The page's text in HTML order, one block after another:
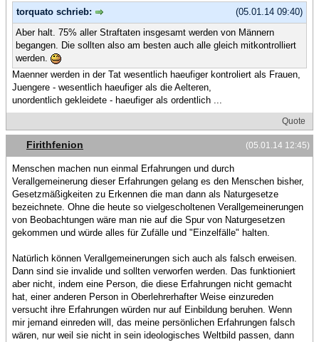
(05.01.14 09:40)
torquato schrieb:
Aber halt. 75% aller Straftaten insgesamt werden von Männern
begangen. Die sollten also am besten auch alle gleich mitkontrolliert
werden.
Maenner werden in der Tat wesentlich haeufiger kontroliert als Frauen,
Juengere - wesentlich haeufiger als die Aelteren,
unordentlich gekleidete - haeufiger als ordentlich ...
Quote
(05.01.14 12:45)
Firithfenion
Menschen machen nun einmal Erfahrungen und durch
Verallgemeinerung dieser Erfahrungen gelang es den Menschen bisher,
Gesetzmäßigkeiten zu Erkennen die man dann als Naturgesetze
bezeichnete. Ohne die heute so vielgescholtenen Verallgemeinerungen
von Beobachtungen wäre man nie auf die Spur von Naturgesetzen
gekommen und würde alles für Zufälle und "Einzelfälle" halten.
Natürlich können Verallgemeinerungen sich auch als falsch erweisen.
Dann sind sie invalide und sollten verworfen werden. Das funktioniert
aber nicht, indem eine Person, die diese Erfahrungen nicht gemacht
hat, einer anderen Person in Oberlehrerhafter Weise einzureden
versucht ihre Erfahrungen würden nur auf Einbildung beruhen. Wenn
mir jemand einreden will, das meine persönlichen Erfahrungen falsch
wären, nur weil sie nicht in sein ideologisches Weltbild passen, dann